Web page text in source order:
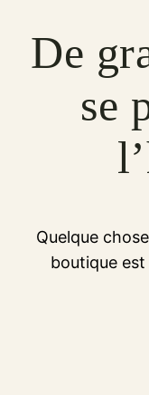
De
se
Quelque
boutique